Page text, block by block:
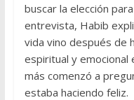
buscar la elección
entrevista, Habib
vida vino después de
espiritual y emocional
más comenzó a
estaba haciendo feliz.